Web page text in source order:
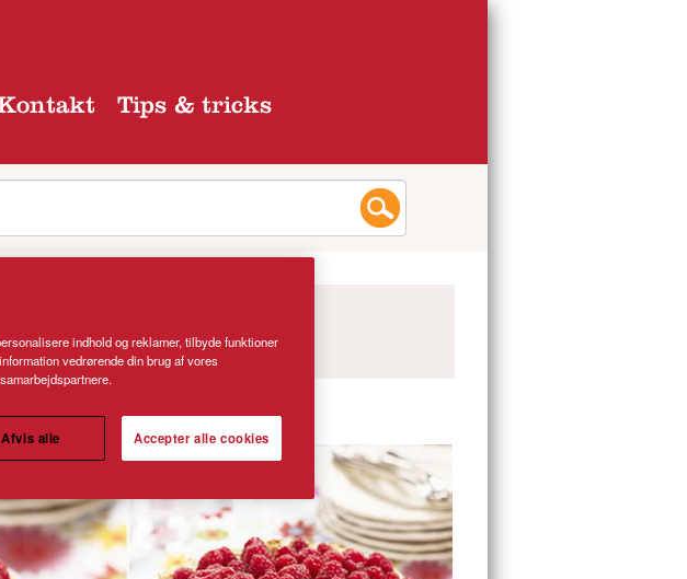
Tips & tricks
indhold og reklamer, tilbyde funktioner
vedrørende din brug af vores
Afvis alle Accepter alle cookies